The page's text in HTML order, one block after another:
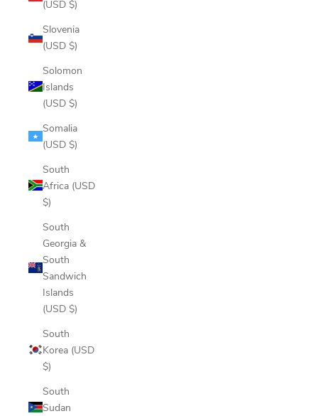
(USD $)
Slovenia
(USD $)
Solomon
Islands
(USD $)
Somalia
(USD $)
South
Africa (USD
$)
South
Georgia &
South
Sandwich
Islands
(USD $)
South
Korea (USD
$)
South
Sudan